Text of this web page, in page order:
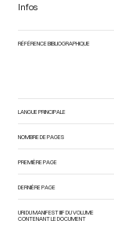
Infos
RÉFÉRENCE BIBLIOGRAPHIQUE
LANGUE PRINCIPALE
NOMBRE DE PAGES
PREMIÈRE PAGE
DERNIÈRE PAGE
URI DU MANIFEST IIIF DU VOLUME
CONTENANT LE DOCUMENT